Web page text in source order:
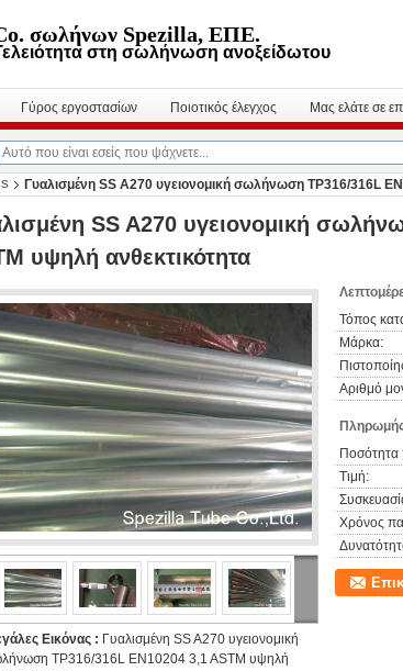
σωλήνων Spezilla, ΕΠΕ.
στη σωλήνωση ανοξείδωτου
Γύρος εργοστασίων Ποιοτικός έλεγχος Μας ελάτε σε
Γυαλισμένη SS A270 υγειονομική σωλήνωση TP316/316L
SS A270 υγειονομική
υψηλή ανθεκτικότητα
Εικόνας : Γυαλισμένη SS A270 υγειονομική
TP316/316L EN10204 3,1 ASTM υψηλή
Τόπος
Μάρκα:
Αριθμό
Ποσότητα
Τιμή:
Χρόνος